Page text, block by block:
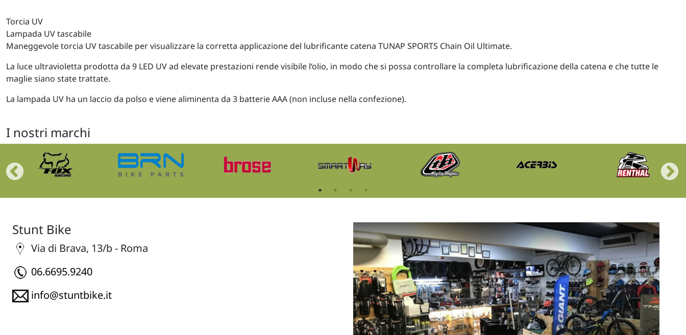
Torcia UV
Lampada UV tascabile
Maneggevole torcia UV tascabile per visualizzare la corretta applicazione del lubrificante catena TUNAP SPORTS Chain Oil Ultimate.
La luce ultravioletta prodotta da 9 LED UV ad elevate prestazioni rende visibile l‘olio, in modo che si possa controllare la completa lubrificazione della catena e che tutte le
maglie siano state trattate.
La lampada UV ha un laccio da polso e viene aliminenta da 3 batterie AAA (non incluse nella confezione).
I nostri marchi
Stunt Bike
Via di Brava, 13/b - Roma
06.6695.9240
info@stuntbike.it